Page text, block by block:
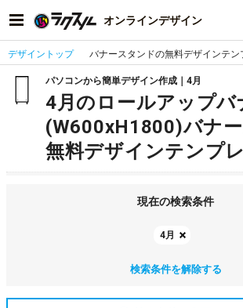
オンラインデザイン
デザイントップ バナースタンドの無料デザインテン
パソコンから簡単デザイン作成｜4月
4月のロールアップバ
(W600xH1800)バナ
無料デザインテンプ
現在の検索条件
4月
検索条件を解除する